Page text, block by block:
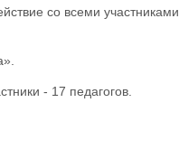
со всеми участниками
- 17 педагогов.